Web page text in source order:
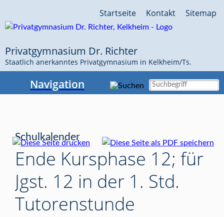
überspringen
Sitemap
Kontakt
Startseite
Privatgymnasium Dr. Richter
Staatlich anerkanntes Privatgymnasium in Kelkheim/Ts.
Navigation
Schulkalender
Ende Kursphase 12; für
Jgst. 12 in der 1. Std.
Tutorenstunde